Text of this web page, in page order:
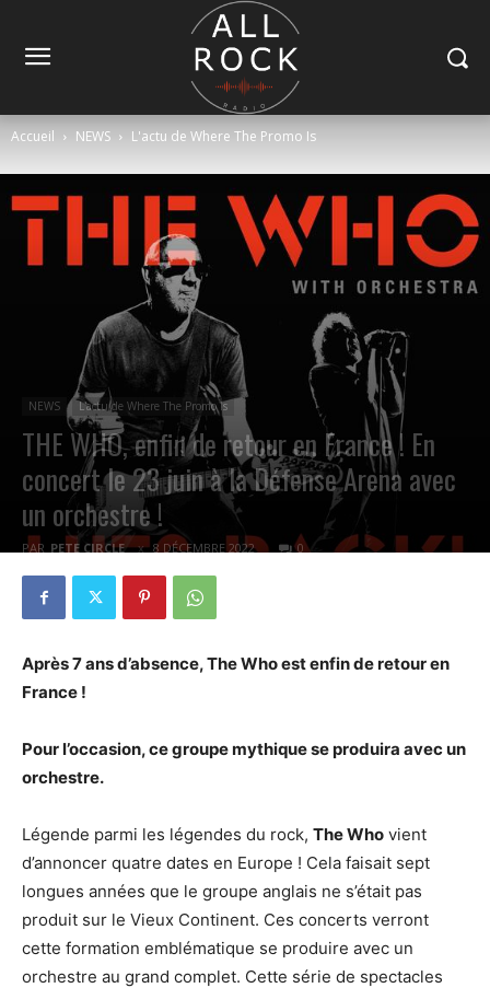
Accueil NEWS L'actu de Where The Promo Is
NEWS L'actu de Where The Promo Is
THE WHO, enfin de retour en France ! En
concert le 23 juin à la Défense Arena avec
un orchestre !
PAR PETE CIRCLE 8 DÉCEMBRE 2022 0
Après 7 ans d’absence, The Who est enfin de retour en
France !
Pour l’occasion, ce groupe mythique se produira avec un
orchestre.
Légende parmi les légendes du rock, The Who vient
d’annoncer quatre dates en Europe ! Cela faisait sept
longues années que le groupe anglais ne s’était pas
produit sur le Vieux Continent. Ces concerts verront
cette formation emblématique se produire avec un
orchestre au grand complet. Cette série de spectacles